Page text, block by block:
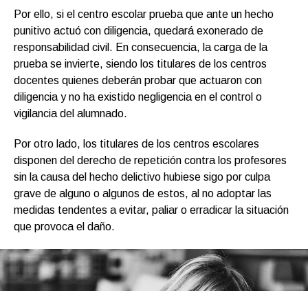
Por ello, si el centro escolar prueba que ante un hecho
punitivo actuó con diligencia, quedará exonerado de
responsabilidad civil. En consecuencia, la carga de la
prueba se invierte, siendo los titulares de los centros
docentes quienes deberán probar que actuaron con
diligencia y no ha existido negligencia en el control o
vigilancia del alumnado.
Por otro lado, los titulares de los centros escolares
disponen del derecho de repetición contra los profesores
sin la causa del hecho delictivo hubiese sigo por culpa
grave de alguno o algunos de estos, al no adoptar las
medidas tendentes a evitar, paliar o erradicar la situación
que provoca el daño.